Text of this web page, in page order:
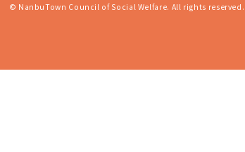
© NanbuTown Council of Social Welfare. All rights reserved.